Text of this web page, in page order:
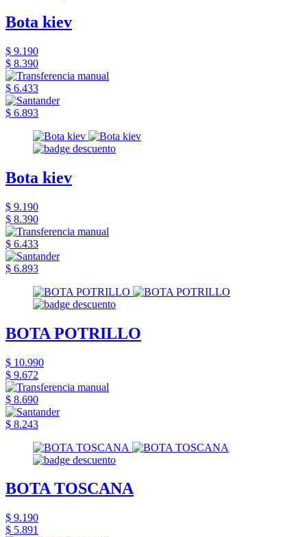
Bota kiev
$ 9.190
$ 8.390
$ 6.433
$ 6.893
Bota kiev
$ 9.190
$ 8.390
$ 6.433
$ 6.893
BOTA POTRILLO
$ 10.990
$ 9.672
$ 8.690
$ 8.243
BOTA TOSCANA
$ 9.190
$ 5.891